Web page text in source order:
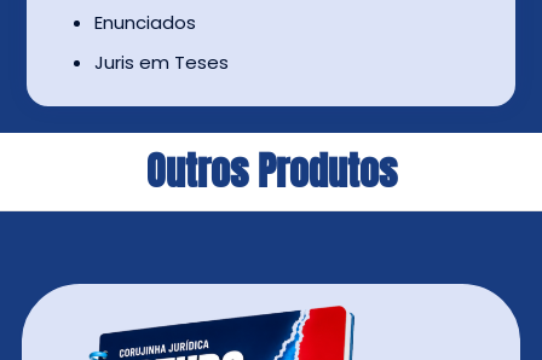
Enunciados
Juris em Teses
Outros Produtos